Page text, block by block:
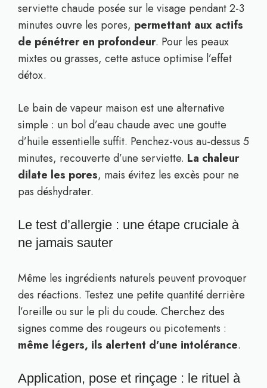
serviette chaude posée sur le visage pendant 2-3
minutes ouvre les pores, permettant aux actifs
de pénétrer en profondeur. Pour les peaux
mixtes ou grasses, cette astuce optimise l’effet
détox.
Le bain de vapeur maison est une alternative
simple : un bol d’eau chaude avec une goutte
d’huile essentielle suffit. Penchez-vous au-dessus 5
minutes, recouverte d’une serviette. La chaleur
dilate les pores, mais évitez les excès pour ne
pas déshydrater.
Le test d’allergie : une étape cruciale à
ne jamais sauter
Même les ingrédients naturels peuvent provoquer
des réactions. Testez une petite quantité derrière
l’oreille ou sur le pli du coude. Cherchez des
signes comme des rougeurs ou picotements :
même légers, ils alertent d’une intolérance.
Application, pose et rinçage : le rituel à